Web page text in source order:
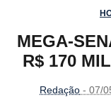
MEGA-
R$ 170
Redação - 07/